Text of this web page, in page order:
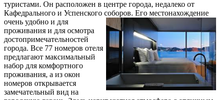
туристами. Он расположен в центре города, недалеко от
Кафедрального и Успенского соборов. Его местонахождение
очень удобно и для
проживания и для осмотра
достопримечательностей
города. Все 77 номеров отеля
предлагают максимальный
набор для комфортного
проживания, а из окон
номеров открывается
замечательный вид на